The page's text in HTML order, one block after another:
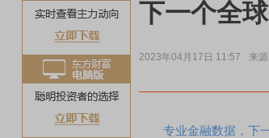
下一个全
2023年04月17日 11:57 来
专业金融数据，下